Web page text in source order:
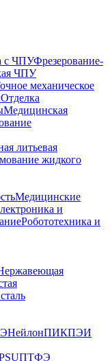
с ЧПУФрезерование-
ЧПУ
механическое
Отделка
Медицинская
литьевая
жидкого
Медицинские
и
Робототехника и
НейлонПИКПЭИ
ПТФЭ